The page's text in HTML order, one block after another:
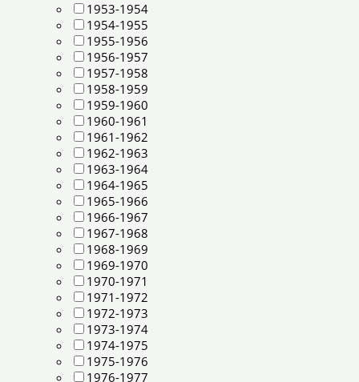
1953-1954
1954-1955
1955-1956
1956-1957
1957-1958
1958-1959
1959-1960
1960-1961
1961-1962
1962-1963
1963-1964
1964-1965
1965-1966
1966-1967
1967-1968
1968-1969
1969-1970
1970-1971
1971-1972
1972-1973
1973-1974
1974-1975
1975-1976
1976-1977